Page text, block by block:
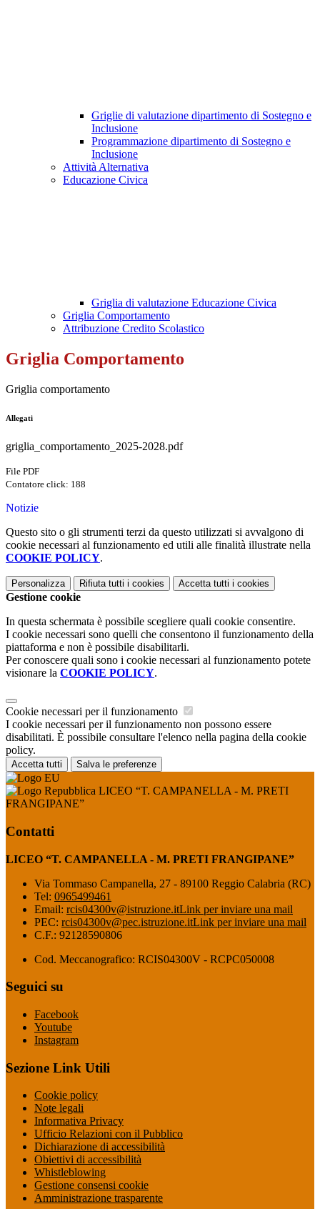
Griglie di valutazione dipartimento di Sostegno e
Inclusione
Programmazione dipartimento di Sostegno e
Inclusione
Attività Alternativa
Educazione Civica
Griglia di valutazione Educazione Civica
Griglia Comportamento
Attribuzione Credito Scolastico
Griglia Comportamento
Griglia comportamento
Allegati
griglia_comportamento_2025-2028.pdf
File PDF
Contatore click: 188
Notizie
Questo sito o gli strumenti terzi da questo utilizzati si avvalgono di
cookie necessari al funzionamento ed utili alle finalità illustrate nella
COOKIE POLICY.
Personalizza Rifiuta tutti i cookies Accetta tutti i cookies
Gestione cookie
In questa schermata è possibile scegliere quali cookie consentire.
I cookie necessari sono quelli che consentono il funzionamento della
piattaforma e non è possibile disabilitarli.
Per conoscere quali sono i cookie necessari al funzionamento potete
visionare la COOKIE POLICY.
Cookie necessari per il funzionamento
I cookie necessari per il funzionamento non possono essere
disabilitati. È possibile consultare l'elenco nella pagina della cookie
policy.
Accetta tutti Salva le preferenze
LICEO “T. CAMPANELLA - M. PRETI
FRANGIPANE”
Contatti
LICEO “T. CAMPANELLA - M. PRETI FRANGIPANE”
Via Tommaso Campanella, 27 - 89100 Reggio Calabria (RC)
Tel: 0965499461
Email: rcis04300v@istruzione.itLink per inviare una mail
PEC: rcis04300v@pec.istruzione.itLink per inviare una mail
C.F.: 92128590806
Cod. Meccanografico: RCIS04300V - RCPC050008
Seguici su
Facebook
Youtube
Instagram
Sezione Link Utili
Cookie policy
Note legali
Informativa Privacy
Ufficio Relazioni con il Pubblico
Dichiarazione di accessibilità
Obiettivi di accessibilità
Whistleblowing
Gestione consensi cookie
Amministrazione trasparente